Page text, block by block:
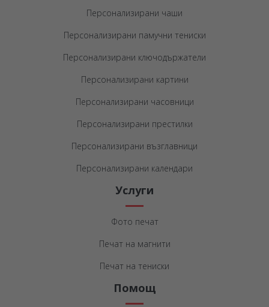
Персонализирани чаши
Персонализирани памучни тениски
Персонализирани ключодържатели
Персонализирани картини
Персонализирани часовници
Персонализирани престилки
Персонализирани възглавници
Персонализирани календари
Услуги
Фото печат
Печат на магнити
Печат на тениски
Помощ